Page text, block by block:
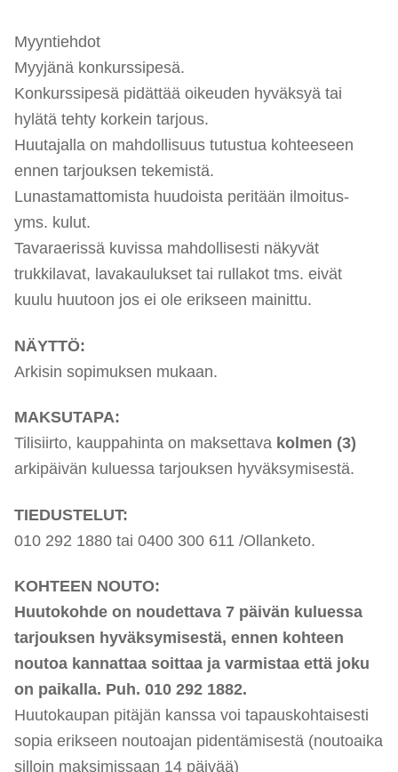
Myyntiehdot
Myyjänä konkurssipesä.
Konkurssipesä pidättää oikeuden hyväksyä tai
hylätä tehty korkein tarjous.
Huutajalla on mahdollisuus tutustua kohteeseen
ennen tarjouksen tekemistä.
Lunastamattomista huudoista peritään ilmoitus-
yms. kulut.
Tavaraerissä kuvissa mahdollisesti näkyvät
trukkilavat, lavakaulukset tai rullakot tms. eivät
kuulu huutoon jos ei ole erikseen mainittu.
NÄYTTÖ:
Arkisin sopimuksen mukaan.
MAKSUTAPA:
Tilisiirto, kauppahinta on maksettava kolmen (3)
arkipäivän kuluessa tarjouksen hyväksymisestä.
TIEDUSTELUT:
010 292 1880 tai 0400 300 611 /Ollanketo.
KOHTEEN NOUTO:
Huutokohde on noudettava 7 päivän kuluessa
tarjouksen hyväksymisestä, ennen kohteen
noutoa kannattaa soittaa ja varmistaa että joku
on paikalla. Puh. 010 292 1882.
Huutokaupan pitäjän kanssa voi tapauskohtaisesti
sopia erikseen noutoajan pidentämisestä (noutoaika
si lloin maksimissaan 14 päivää)